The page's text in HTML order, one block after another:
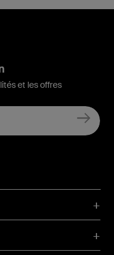
et les offres
Youtube
TikTok